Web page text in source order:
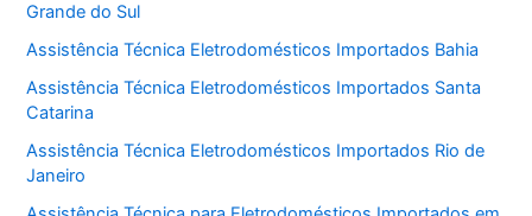
Grande do Sul
Assistência Técnica Eletrodomésticos Importados Bahia
Assistência Técnica Eletrodomésticos Importados Santa
Catarina
Assistência Técnica Eletrodomésticos Importados Rio de
Janeiro